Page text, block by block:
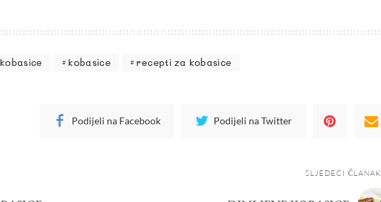
kobasice recepti za kobasice
Podijeli na Facebook Podijeli na Twitter
SLJEDEĆI ČLANAK